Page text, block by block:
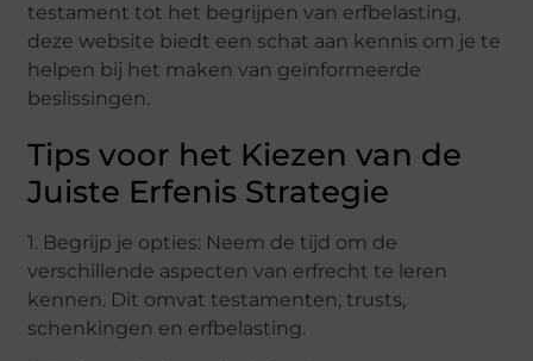
testament tot het begrijpen van erfbelasting,
deze website biedt een schat aan kennis om je te
helpen bij het maken van geïnformeerde
beslissingen.
Tips voor het Kiezen van de
Juiste Erfenis Strategie
1. Begrijp je opties: Neem de tijd om de
verschillende aspecten van erfrecht te leren
kennen. Dit omvat testamenten, trusts,
schenkingen en erfbelasting.